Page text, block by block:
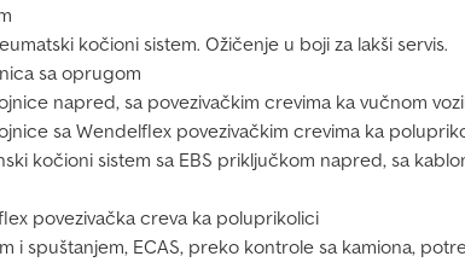
kočioni sistem. Ožičenje u boji za lakši servis.
sa oprugom
napred, sa povezivačkim crevima ka vučnom
sa Wendelflex povezivačkim crevima ka
kočioni sistem sa EBS priključkom napred, sa
povezivačka creva ka poluprikolici
i spuštanjem, ECAS, preko kontrole sa kamiona,